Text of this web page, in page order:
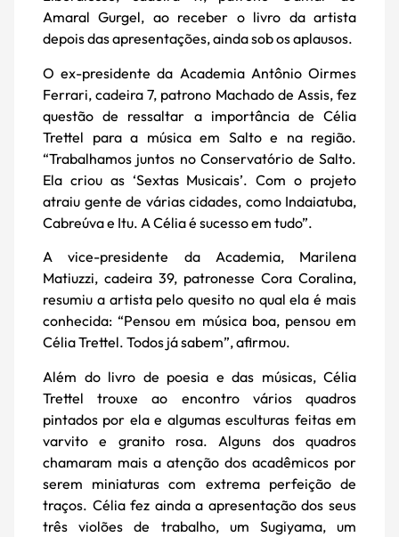
Amaral Gurgel, ao receber o livro da artista
depois das apresentações, ainda sob os aplausos.
O ex-presidente da Academia Antônio Oirmes
Ferrari, cadeira 7, patrono Machado de Assis, fez
questão de ressaltar a importância de Célia
Trettel para a música em Salto e na região.
“Trabalhamos juntos no Conservatório de Salto.
Ela criou as ‘Sextas Musicais’. Com o projeto
atraiu gente de várias cidades, como Indaiatuba,
Cabreúva e Itu. A Célia é sucesso em tudo”.
A vice-presidente da Academia, Marilena
Matiuzzi, cadeira 39, patronesse Cora Coralina,
resumiu a artista pelo quesito no qual ela é mais
conhecida: “Pensou em música boa, pensou em
Célia Trettel. Todos já sabem”, afirmou.
Além do livro de poesia e das músicas, Célia
Trettel trouxe ao encontro vários quadros
pintados por ela e algumas esculturas feitas em
varvito e granito rosa. Alguns dos quadros
chamaram mais a atenção dos acadêmicos por
serem miniaturas com extrema perfeição de
traços. Célia fez ainda a apresentação dos seus
três violões de trabalho, um Sugiyama, um